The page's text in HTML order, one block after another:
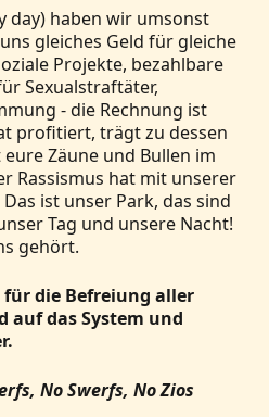
day) haben wir umsonst
gleiches Geld für gleiche
Projekte, bezahlbare
Sexualstraftäter,
- die Rechnung ist
profitiert, trägt zu dessen
Zäune und Bullen im
Rassismus hat mit unserer
ist unser Park, das sind
Tag und unsere Nacht!
gehört.
für die Befreiung aller
das System und
No Swerfs, No Zios